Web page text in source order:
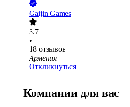
Gaijin Games
3.7
•
18 отзывов
Армения
Откликнуться
Компании для вас